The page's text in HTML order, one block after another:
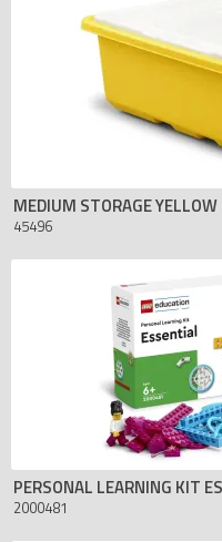
MEDIUM STORAGE YELLOW
45496
PERSONAL LEARNING KIT
2000481